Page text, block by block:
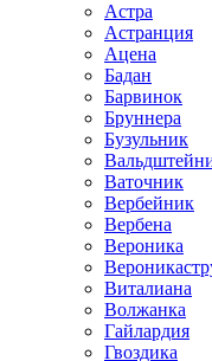
Астра
Астранция
Ацена
Бадан
Барвинок
Бруннера
Бузульник
Ваточник
Вербейник
Вербена
Вероника
Виталиана
Волжанка
Гайлардия
Гвоздика